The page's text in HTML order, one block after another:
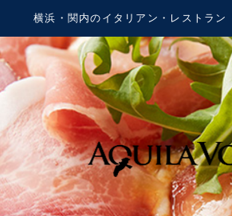
横浜・関内のイタリアン・レストラン